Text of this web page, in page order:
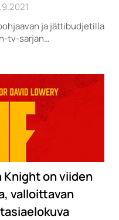
ja jättibudjetilla
tv-sarjan…
Knight on viiden
valloittavan